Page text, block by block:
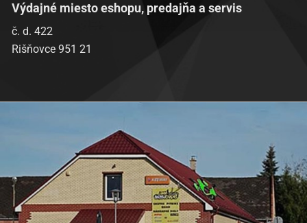
Výdajné miesto eshopu, predajňa a servis
č. d. 422
Rišňovce 951 21